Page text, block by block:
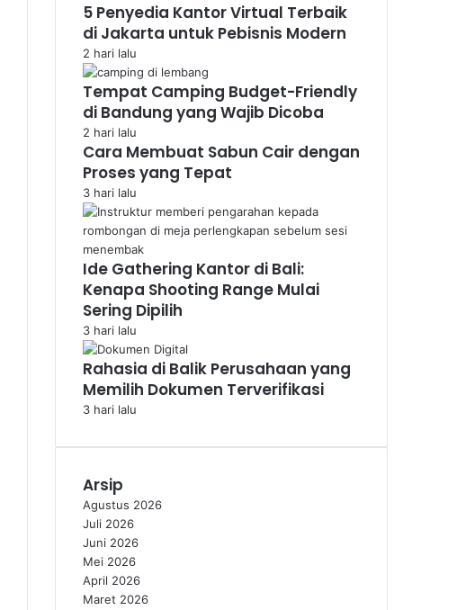
5 Penyedia Kantor Virtual Terbaik
di Jakarta untuk Pebisnis Modern
2 hari lalu
Tempat Camping Budget-Friendly
di Bandung yang Wajib Dicoba
2 hari lalu
Cara Membuat Sabun Cair dengan
Proses yang Tepat
3 hari lalu
Ide Gathering Kantor di Bali:
Kenapa Shooting Range Mulai
Sering Dipilih
3 hari lalu
Rahasia di Balik Perusahaan yang
Memilih Dokumen Terverifikasi
3 hari lalu
Arsip
Agustus 2026
Juli 2026
Juni 2026
Mei 2026
April 2026
Maret 2026